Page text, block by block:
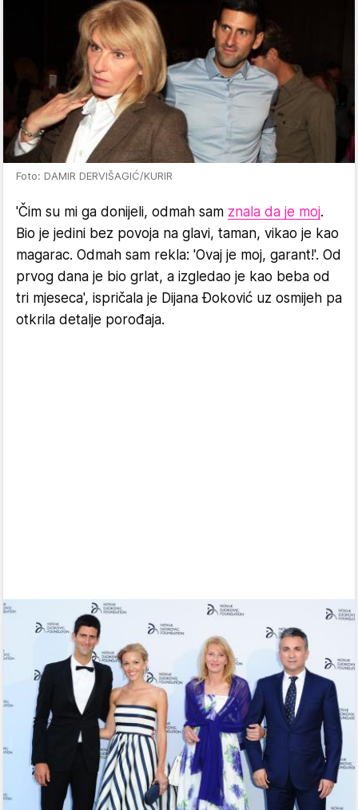
Foto: DAMIR DERVIŠAGIĆ/KURIR
'Čim su mi ga donijeli, odmah sam znala da je moj.
Bio je jedini bez povoja na glavi, taman, vikao je kao
magarac. Odmah sam rekla: 'Ovaj je moj, garant!'. Od
prvog dana je bio grlat, a izgledao je kao beba od
tri mjeseca', ispričala je Dijana Đoković uz osmijeh pa
otkrila detalje porođaja.